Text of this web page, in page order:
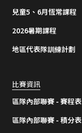
兒童5、6月恆常課程
2026暑期課程
地區代表隊訓練計劃
比賽資訊
區隊內部聯賽 - 賽程表
區隊內部聯賽 - 積分表